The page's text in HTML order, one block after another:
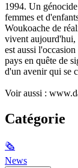
1994. Un
femmes et
Woukoache de
vivent aujourd'hui,
est aussi
pays en quête de
d'un avenir qui se
Voir aussi :
Catégorie
🗞
News